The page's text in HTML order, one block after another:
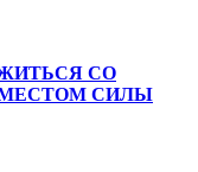
СО
СИЛЫ